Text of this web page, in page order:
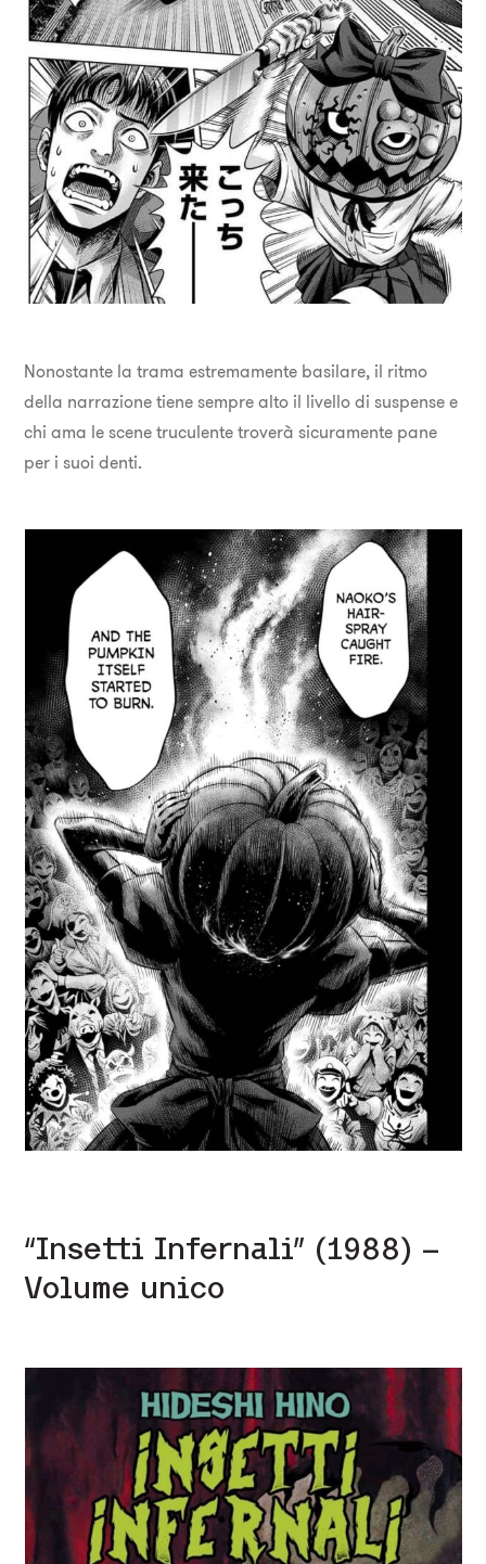
Nonostante la trama estremamente basilare, il ritmo
della narrazione tiene sempre alto il livello di suspense e
chi ama le scene truculente troverà sicuramente pane
per i suoi denti.
“Insetti Infernali” (1988) –
Volume unico